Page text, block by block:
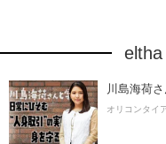
川島海荷
オリコンタイ